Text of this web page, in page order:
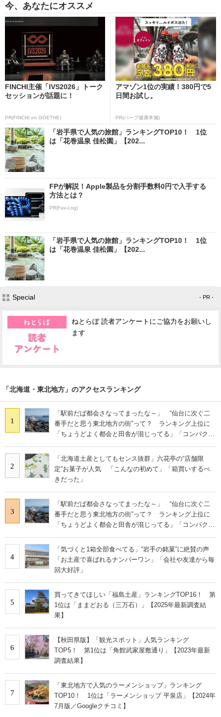
今、あなたにオススメ
FINCHI主催「IVS2026」トーク
セッションが話題に！
PR(FINCHI on GOETHE)
アマゾン1位の実績！380円で5
日間お試し。
PR(ハーブ健康本舗)
「岩手県で人気の旅館」ランキングTOP10！ 1位
は「花巻温泉 佳松園」【202...
FPが解説！Apple製品を分割手数料0円で入手する
方法とは？
PR(Fav-Log)
「岩手県で人気の旅館」ランキングTOP10！ 1位
は「花巻温泉 佳松園」【202...
Special - PR -
ねとらぼ 読者アンケートにご協力をお願いし
ます
「北海道・東北地方」のアクセスランキング
1
「駅前だば都会さなってまったな～」 “仙台に次ぐ二
番手だと思う東北地方の街”って？ ランキング上位に
「ちょうどよく都会と田舎が混じってる」「コンパクト
2
「北海道土産としてもセンス抜群」六花亭の“店舗限
定”お菓子が人気 「こんなの初めて」「箱買いするべ
きだった」
3
「駅前だば都会さなってまったな～」 “仙台に次ぐ二
番手だと思う東北地方の街”って？ ランキング上位に
「ちょうどよく都会と田舎が混じってる」「コンパクト
4
「気づくと1箱全部食べてる」“岩手の銘菓”に絶賛の声
「お土産で喜ばれるナンバーワン」「会社や友達から毎
回大好評」
5
買ってきてほしい「福島土産」ランキングTOP16！ 第
1位は「ままどおる（三万石）」【2025年最新調査結
果】
6
【秋田県版】「観光スポット」人気ランキング
TOP5！ 第1位は「角館武家屋敷通り」【2023年最新
調査結果】
7
「東北地方で人気のラーメンショップ」ランキング
TOP10！ 1位は「ラーメンショップ 平泉店」【2024年
7月版／Googleクチコミ】